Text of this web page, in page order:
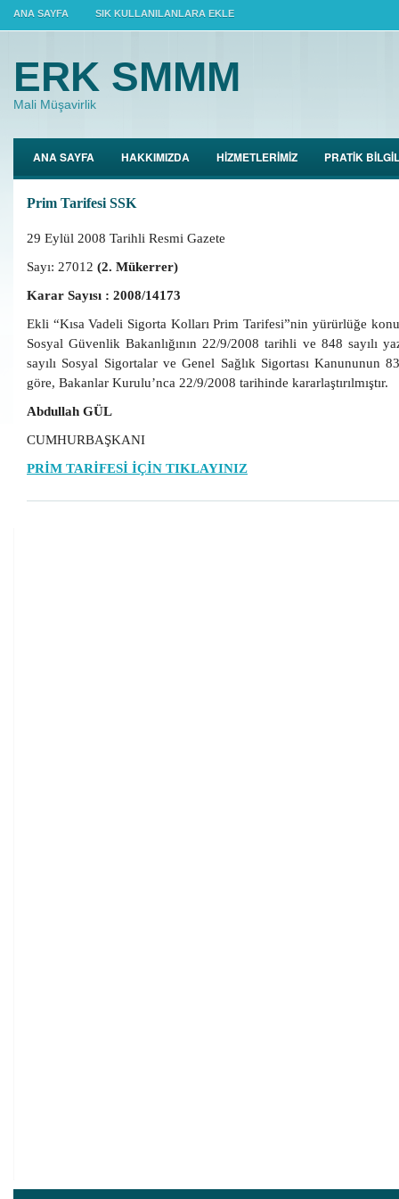
ANA SAYFA SIK KULLANILANLARA EKLE
ERK SMMM
Mali Müşavirlik
ANA SAYFA HAKKIMIZDA HİZMETLERİMİZ PRATİK
Prim Tarifesi SSK
29 Eylül 2008 Tarihli Resmi Gazete
Sayı: 27012 (2. Mükerrer)
Karar Sayısı : 2008/14173
Ekli “Kısa Vadeli Sigorta Kolları Prim Tarifesi”nin yürürlüğe
Sosyal Güvenlik Bakanlığının 22/9/2008 tarihli ve 848 sayılı
sayılı Sosyal Sigortalar ve Genel Sağlık Sigortası Kanununun
göre, Bakanlar Kurulu’nca 22/9/2008 tarihinde kararlaştırılmıştır.
Abdullah GÜL
CUMHURBAŞKANI
PRİM TARİFESİ İÇİN TIKLAYINIZ